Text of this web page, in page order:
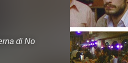
di No